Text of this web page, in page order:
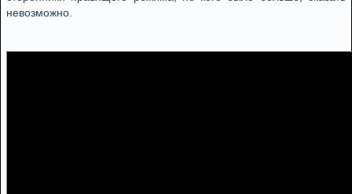
невозможно.